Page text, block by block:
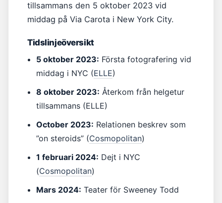
tillsammans den 5 oktober 2023 vid
middag på Via Carota i New York City.
Tidslinjeöversikt
5 oktober 2023: Första fotografering vid
middag i NYC (ELLE)
8 oktober 2023: Återkom från helgetur
tillsammans (ELLE)
October 2023: Relationen beskrev som
”on steroids” (Cosmopolitan)
1 februari 2024: Dejt i NYC
(Cosmopolitan)
Mars 2024: Teater för Sweeney Todd